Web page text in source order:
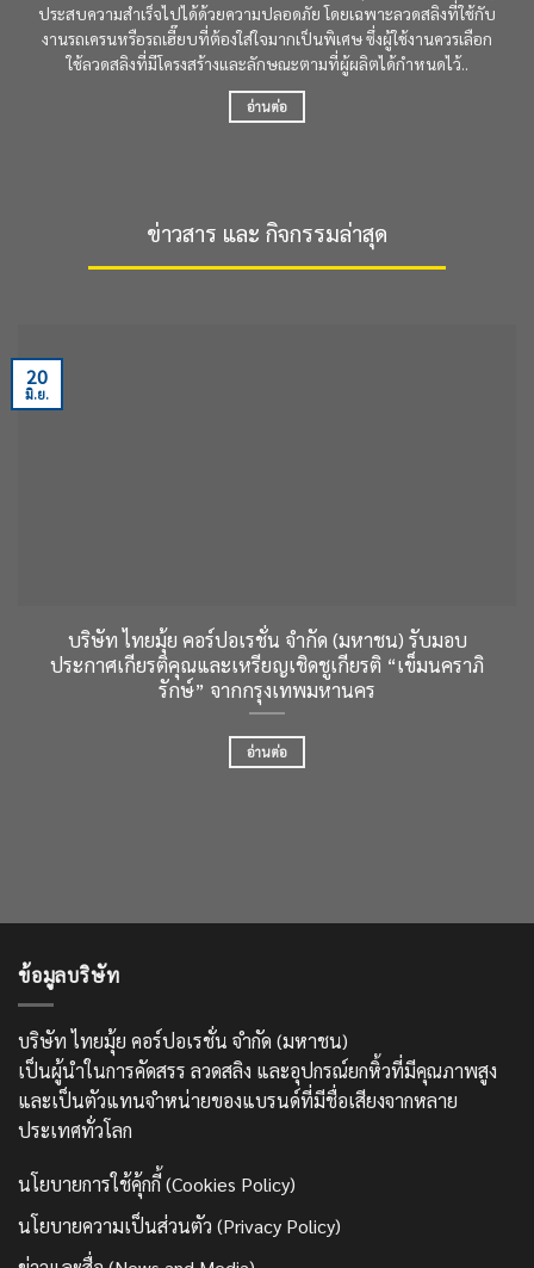
ประสบความสำเร็จไปได้ด้วยความปลอดภัย โดยเฉพาะลวดสลิงที่ใช้กับ
งานรถเครนหรือรถเฮี๊ยบที่ต้องใส่ใจมากเป็นพิเศษ ซึ่งผู้ใช้งานควรเลือก
ใช้ลวดสลิงที่มีโครงสร้างและลักษณะตามที่ผู้ผลิตได้กำหนดไว้..
อ่านต่อ
ข่าวสาร และ กิจกรรมล่าสุด
บริษัท ไทยมุ้ย คอร์ปอเรชั่น จำกัด (มหาชน) รับมอบ
ประกาศเกียรติคุณและเหรียญเชิดชูเกียรติ “เข็มนคราภิ
รักษ์” จากกรุงเทพมหานคร
อ่านต่อ
20
มิ.ย.
ข้อมูลบริษัท
บริษัท ไทยมุ้ย คอร์ปอเรชั่น จำกัด (มหาชน)
เป็นผู้นำในการคัดสรร ลวดสลิง และอุปกรณ์ยกหิ้วที่มีคุณภาพสูง
และเป็นตัวแทนจำหน่ายของแบรนด์ที่มีชื่อเสียงจากหลาย
ประเทศทั่วโลก
นโยบายการใช้คุ้กกี้ (Cookies Policy)
นโยบายความเป็นส่วนตัว (Privacy Policy)